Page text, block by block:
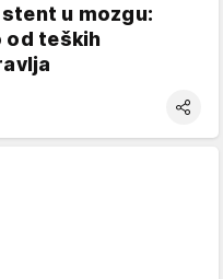
u mozgu:
od teških